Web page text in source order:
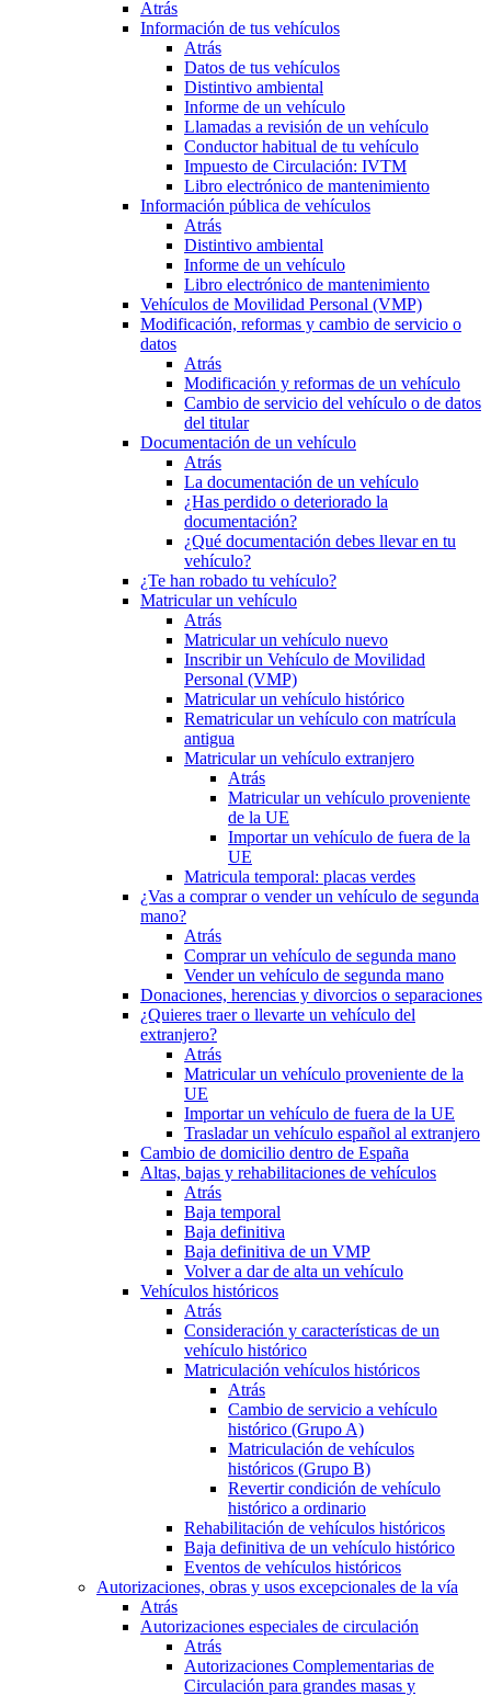
Atrás
Información de tus vehículos
Atrás
Datos de tus vehículos
Distintivo ambiental
Informe de un vehículo
Llamadas a revisión de un vehículo
Conductor habitual de tu vehículo
Impuesto de Circulación: IVTM
Libro electrónico de mantenimiento
Información pública de vehículos
Atrás
Distintivo ambiental
Informe de un vehículo
Libro electrónico de mantenimiento
Vehículos de Movilidad Personal (VMP)
Modificación, reformas y cambio de servicio o
datos
Atrás
Modificación y reformas de un vehículo
Cambio de servicio del vehículo o de datos
del titular
Documentación de un vehículo
Atrás
La documentación de un vehículo
¿Has perdido o deteriorado la
documentación?
¿Qué documentación debes llevar en tu
vehículo?
¿Te han robado tu vehículo?
Matricular un vehículo
Atrás
Matricular un vehículo nuevo
Inscribir un Vehículo de Movilidad
Personal (VMP)
Matricular un vehículo histórico
Rematricular un vehículo con matrícula
antigua
Matricular un vehículo extranjero
Atrás
Matricular un vehículo proveniente
de la UE
Importar un vehículo de fuera de la
UE
Matricula temporal: placas verdes
¿Vas a comprar o vender un vehículo de segunda
mano?
Atrás
Comprar un vehículo de segunda mano
Vender un vehículo de segunda mano
Donaciones, herencias y divorcios o separaciones
¿Quieres traer o llevarte un vehículo del
extranjero?
Atrás
Matricular un vehículo proveniente de la
UE
Importar un vehículo de fuera de la UE
Trasladar un vehículo español al extranjero
Cambio de domicilio dentro de España
Altas, bajas y rehabilitaciones de vehículos
Atrás
Baja temporal
Baja definitiva
Baja definitiva de un VMP
Volver a dar de alta un vehículo
Vehículos históricos
Atrás
Consideración y características de un
vehículo histórico
Matriculación vehículos históricos
Atrás
Cambio de servicio a vehículo
histórico (Grupo A)
Matriculación de vehículos
históricos (Grupo B)
Revertir condición de vehículo
histórico a ordinario
Rehabilitación de vehículos históricos
Baja definitiva de un vehículo histórico
Eventos de vehículos históricos
Autorizaciones, obras y usos excepcionales de la vía
Atrás
Autorizaciones especiales de circulación
Atrás
Autorizaciones Complementarias de
Circulación para grandes masas y